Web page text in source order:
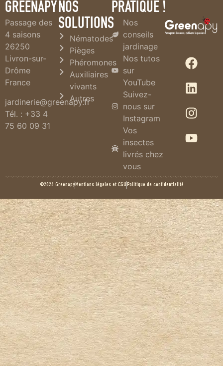
GREENAPY
Passage des
4 saisons
26250
Livron-sur-
Drôme
France
jardinerie@greenapy.fr
Tél. : +33 4
75 60 09 31
NOS
SOLUTIONS
Nématodes
Pièges
Phéromones
Auxiliaires
vivants
Autres
PRATIQUE !
Nos
conseils
jardinage
Nos tutos
sur
YouTube
Suivez-
nous sur
Instagram
Vos
insectes
livrés chez
vous
©2026 Greenapy Mentions légales et CGU Politique de confidentialité